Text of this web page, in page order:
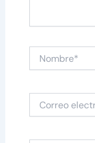
electrónico*